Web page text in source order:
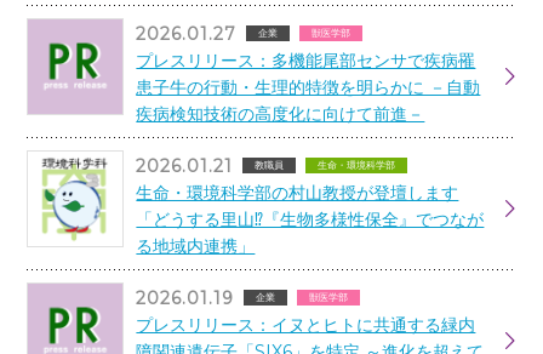
2026.01.27 企業 獣医学部
プレスリリース：多機能尾部センサで疾病罹
患子牛の行動・生理的特徴を明らかに －自動
疾病検知技術の高度化に向けて前進－
2026.01.21 教職員 生命・環境科学部
生命・環境科学部の村山教授が登壇します
「どうする里山⁉『生物多様性保全』でつなが
る地域内連携」
2026.01.19 企業 獣医学部
プレスリリース：イヌとヒトに共通する緑内